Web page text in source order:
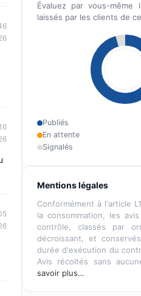
Évaluez par vous-même
laissés par les clients de
Publiés
En attente
Signalés
Mentions légales
Conformément à l'article
la consommation, les
contrôle, classés par
décroissant, et
durée d'exécution du
Avis récoltés sans
savoir plus…